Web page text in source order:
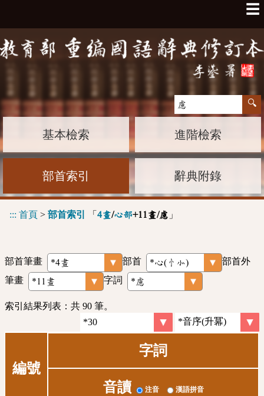
☰
基本檢索 進階檢索
部首索引 辭典附錄
::: 首頁 > 部首索引 「 4畫/心部+11畫/慮 」
部首筆畫 部首
部首外
筆畫
字詞
索引結果列表：共 90 筆。
編號
字詞
音讀 注音 漢語拼音